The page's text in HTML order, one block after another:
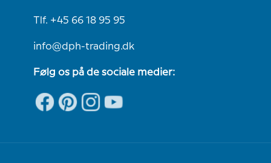
Tlf. +45 66 18 95 95
info@dph-trading.dk
Følg os på de sociale medier: